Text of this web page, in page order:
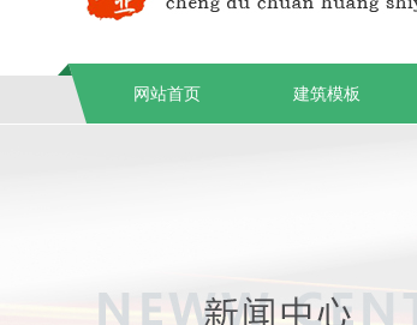
网站首页 建筑模板